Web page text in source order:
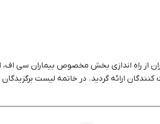
از راه اندازی بخش مخصوص بیماران سی اف،
ارائه گردید. در خاتمه لیست